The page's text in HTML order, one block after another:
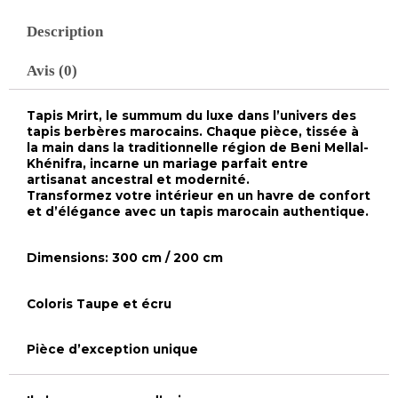
Description
Avis (0)
Tapis Mrirt, le summum du luxe dans l’univers des
tapis berbères marocains. Chaque pièce, tissée à
la main dans la traditionnelle région de Beni Mellal-
Khénifra, incarne un mariage parfait entre
artisanat ancestral et modernité.
Transformez votre intérieur en un havre de confort
et d’élégance avec un tapis marocain authentique.
Dimensions: 300 cm / 200 cm
Coloris Taupe et écru
Pièce d’exception unique